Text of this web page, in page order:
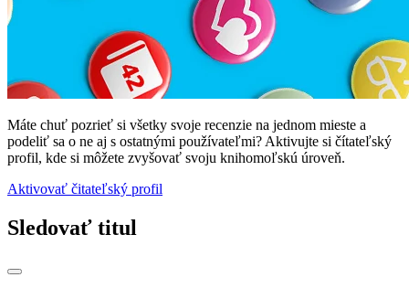
Máte chuť pozrieť si všetky svoje recenzie na jednom mieste a
podeliť sa o ne aj s ostatnými používateľmi? Aktivujte si čítateľský
profil, kde si môžete zvyšovať svoju knihomoľskú úroveň.
Aktivovať čitateľský profil
Sledovať titul